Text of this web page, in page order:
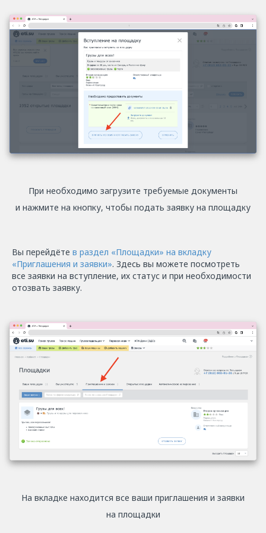
При необходимо загрузите требуемые документы
и нажмите на кнопку, чтобы подать заявку на площадку
Вы перейдёте в раздел «‎Площадки» на вкладку
«‎Приглашения и заявки». Здесь вы можете посмотреть
все заявки на вступление, их статус и при необходимости
отозвать заявку.
На вкладке находится все ваши приглашения и заявки
на площадки